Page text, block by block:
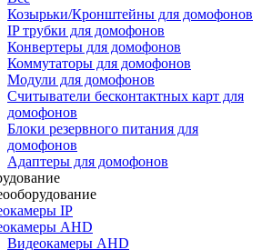
Козырьки/Кронштейны для домофонов
IP трубки для домофонов
Конвертеры для домофонов
Коммутаторы для домофонов
Модули для домофонов
Считыватели бесконтактных карт для
домофонов
Блоки резервного питания для
домофонов
Адаптеры для домофонов
IP
AHD
Видеокамеры AHD